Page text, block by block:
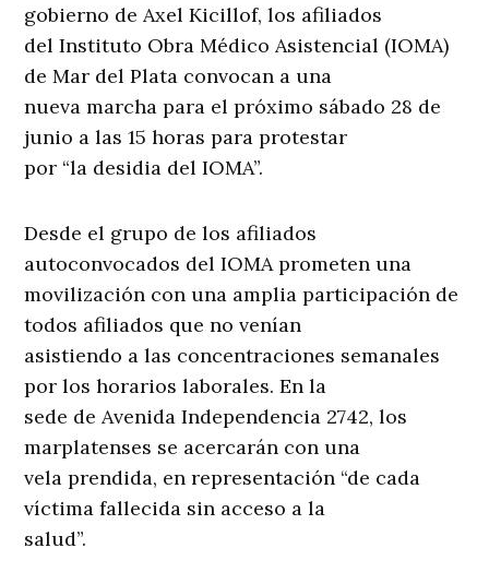
gobierno de Axel Kicillof, los afiliados
del Instituto Obra Médico Asistencial (IOMA)
de Mar del Plata convocan a una
nueva marcha para el próximo sábado 28 de
junio a las 15 horas para protestar
por “la desidia del IOMA”.
Desde el grupo de los afiliados
autoconvocados del IOMA prometen una
movilización con una amplia participación de
todos afiliados que no venían
asistiendo a las concentraciones semanales
por los horarios laborales. En la
sede de Avenida Independencia 2742, los
marplatenses se acercarán con una
vela prendida, en representación “de cada
víctima fallecida sin acceso a la
salud”.